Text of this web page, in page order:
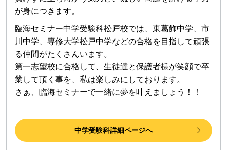
が身につきます。
臨海セミナー中学受験科松戸校では、東葛飾中学、市
川中学、専修大学松戸中学などの合格を目指して頑張
る仲間がたくさんいます。
第一志望校に合格して、生徒達と保護者様が笑顔で卒
業して頂く事を、私は楽しみにしております。
さぁ、臨海セミナーで一緒に夢を叶えましょう！！
中学受験科詳細ページへ